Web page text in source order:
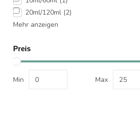
20ml/120ml (2)
Mehr anzeigen
Preis
Min Max